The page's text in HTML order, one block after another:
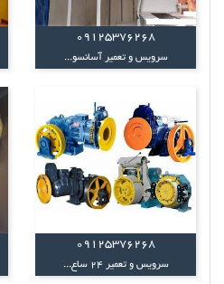
09125376268
سرویس و تعمیر آسانسو...
09125376268
سرویس و تعمیر 24 ساع...